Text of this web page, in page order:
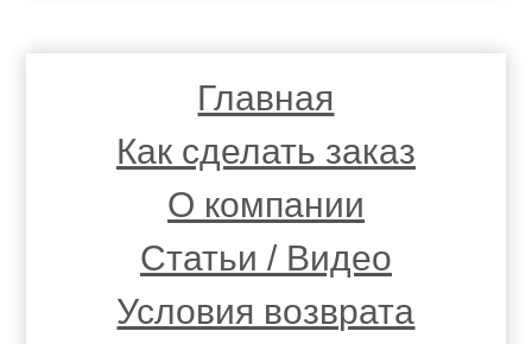
Главная
Как сделать заказ
О компании
Статьи / Видео
Условия возврата